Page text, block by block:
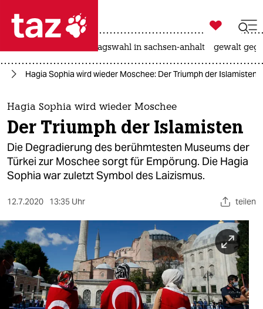
 taz zahl ich
taz zahl ich
themen
politik
öko
gesellschaft
sport
berlin
nord

taz zahl ich
landtagswahl in sachsen-anhalt gewalt
Hagia Sophia wird wieder Moschee: Der Triumph der Islamisten
Hagia Sophia wird wieder Moschee
Der Triumph der Islamisten
Die Degradierung des berühmtesten Museums der
Türkei zur Moschee sorgt für Empörung. Die Hagia
Sophia war zuletzt Symbol des Laizismus.
12.7.2020 13:35 Uhr teilen